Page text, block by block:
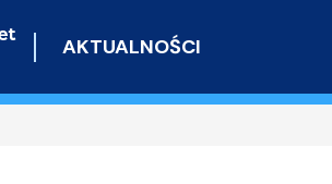
do
AKTUALNOŚCI